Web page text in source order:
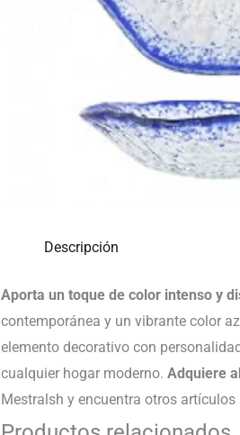
Descripción
Aporta un toque de color intenso y
contemporánea y un vibrante color
elemento decorativo con
cualquier hogar moderno. Adquiere
Mestralsh y encuentra otros artículos